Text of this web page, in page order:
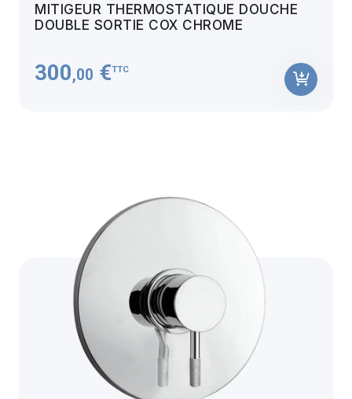
MITIGEUR THERMOSTATIQUE DOUCHE
DOUBLE SORTIE COX CHROME
300,00 €TTC